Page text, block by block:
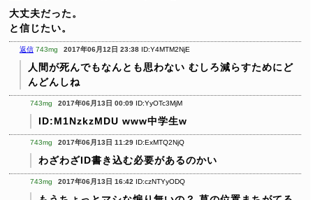
大丈夫だった。
と信じたい。
返信 743mg 2017年06月12日 23:38 ID:Y4MTM2NjE
人間が死んでもなんとも思わない むしろ減らすためにど
んどんしね
743mg 2017年06月13日 00:09 ID:YyOTc3MjM
ID:M1NzkzMDU www中学生w
743mg 2017年06月13日 11:29 ID:ExMTQ2NjQ
わざわざID書き込む必要があるのかい
743mg 2017年06月13日 16:42 ID:czNTYyODQ